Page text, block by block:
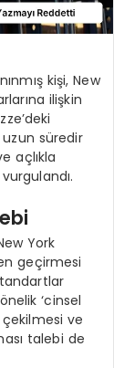
kişi, New
ilişkin
uzun süredir
açlıkla
York
geçirmesi
‘cinsel
çekilmesi ve
talebi de